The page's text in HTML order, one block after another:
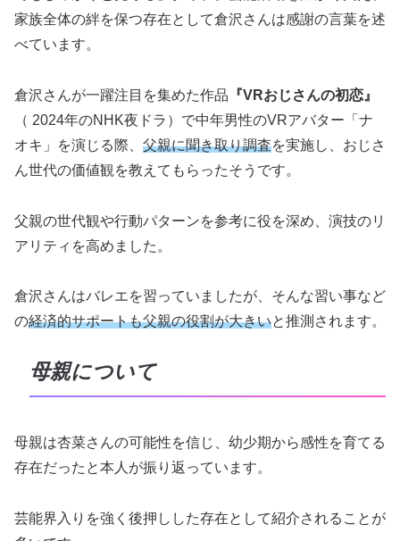
家族全体の絆を保つ存在として倉沢さんは感謝の言葉を述
べています。
倉沢さんが一躍注目を集めた作品 『VRおじさんの初恋』
（ 2024年のNHK夜ドラ）で中年男性のVRアバター「ナ
オキ」を演じる際、 父親に聞き取り調査を実施し、おじさ
ん世代の価値観を教えてもらったそうです。
父親の世代観や行動パターンを参考に役を深め、演技のリ
アリティを高めました。
倉沢さんはバレエを習っていましたが、そんな習い事など
の経済的サポートも父親の役割が大きいと推測されます。
母親について
母親は杏菜さんの可能性を信じ、幼少期から感性を育てる
存在だったと本人が振り返っています。
芸能界入りを強く後押しした存在として紹介されることが